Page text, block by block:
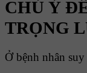
CHÚ Ý
TRỌNG
Ở bệnh nhân